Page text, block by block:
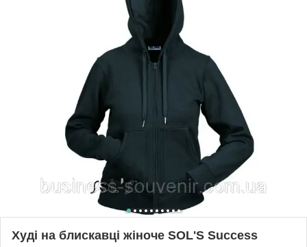
Худі на блискавці жіноче SOL'S Success